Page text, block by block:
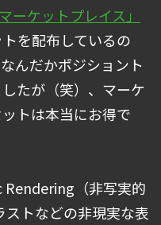
ーケットプレイス」
を配布しているの
んだかポジショント
たが（笑）、マーケ
トは本当にお得で
（非写実的
ストなどの非現実な表